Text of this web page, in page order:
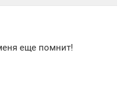
еще помнит!